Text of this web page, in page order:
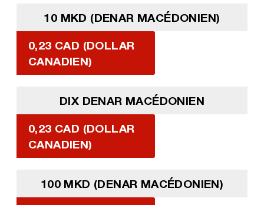
10 MKD (DENAR MACÉDONIEN)
0,23 CAD (DOLLAR
CANADIEN)
DIX DENAR MACÉDONIEN
0,23 CAD (DOLLAR
CANADIEN)
100 MKD (DENAR MACÉDONIEN)